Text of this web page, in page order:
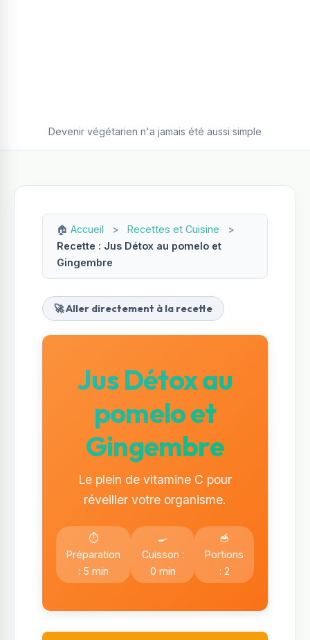
Devenir végétarien n'a jamais été aussi simple
🏠 Accueil > Recettes et Cuisine
>
Recette : Jus Détox au pomelo et
Gingembre
🚀 Aller directement à la recette
Jus Détox au
pomelo et
Gingembre
Le plein de vitamine C pour
réveiller votre organisme.
⏱️
Préparation
: 5 min
🍳
Cuisson :
0 min
🥣
Portions
: 2